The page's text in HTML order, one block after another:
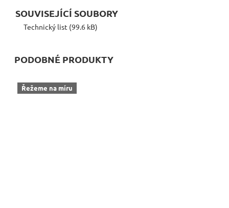
SOUVISEJÍCÍ SOUBORY
Technický list (99.6 kB)
PODOBNÉ PRODUKTY
Řežeme na míru